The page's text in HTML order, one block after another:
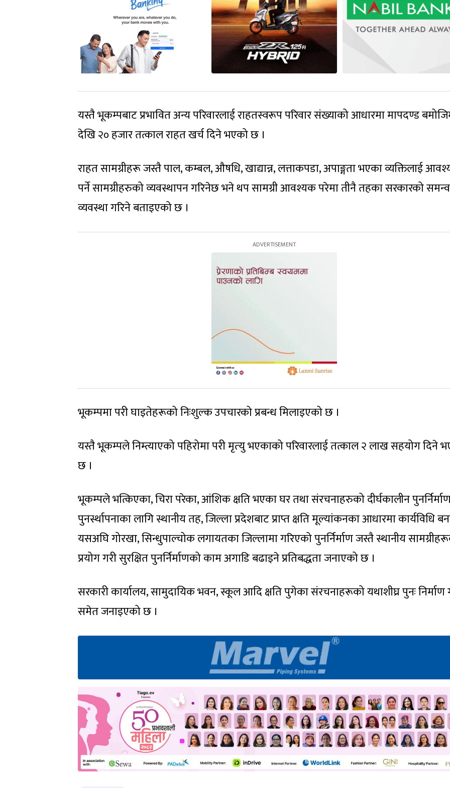
यस्तै भूकम्पबाट प्रभावित अन्य परिवारलाई राहतस्वरूप परिवार संख्याको आधारमा मापदण्ड
देखि २० हजार तत्काल राहत खर्च दिने भएको छ ।
राहत सामग्रीहरू जस्तै पाल, कम्बल, औषधि, खाद्यान्न, लत्ताकपडा, अपाङ्गता भएका व्यक्तिलाई
पर्ने सामग्रीहरुको व्यवस्थापन गरिनेछ भने थप सामग्री आवश्यक परेमा तीनै तहका सरकारको
व्यवस्था गरिने बताइएको छ ।
भूकम्पमा परी घाइतेहरूको निःशुल्क उपचारको प्रबन्ध मिलाइएको छ ।
यस्तै भूकम्पले निम्त्याएको पहिरोमा परी मृत्‍यु भएकाको परिवारलाई तत्काल २ लाख सहयोग दिने
छ ।
भूकम्पले भत्किएका, चिरा परेका, आंशिक क्षति भएका घर तथा संरचनाहरुको दीर्घकालीन
पुनर्स्थापनाका लागि स्थानीय तह, जिल्ला प्रदेशबाट प्राप्त क्षति मूल्यांकनका आधारमा कार्यविधि
यसअघि गोरखा, सिन्धुपाल्चोक लगायतका जिल्लामा गरिएको पुनर्निर्माण जस्तै स्थानीय
प्रयोग गरी सुरक्षित पुनर्निर्माणको काम अगाडि बढाइने प्रतिबद्धता जनाएको छ ।
सरकारी कार्यालय, सामुदायिक भवन, स्कूल आदि क्षति पुगेका संरचनाहरूको यथाशीघ्र पुनः निर्माण
समेत जनाइएको छ ।